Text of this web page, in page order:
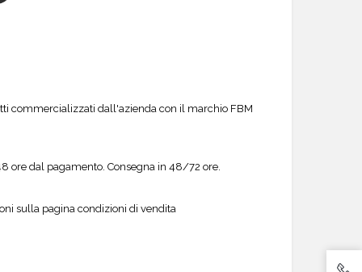
commercializzati dall'azienda con il marchio FBM
ore dal pagamento. Consegna in 48/72 ore.
sulla pagina condizioni di vendita